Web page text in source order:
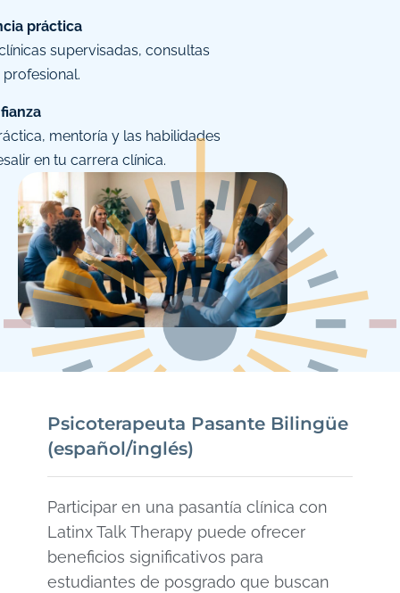
práctica
supervisadas, consultas
mentoría y las habilidades
en tu carrera clínica.
Psicoterapeuta Pasante Bilingüe
(español/inglés)
Participar en una pasantía clínica con
Latinx Talk Therapy puede ofrecer
beneficios significativos para
estudiantes de posgrado que buscan